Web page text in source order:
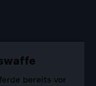
bereits vor